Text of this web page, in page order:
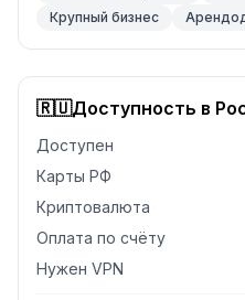
Крупный бизнес
🇷🇺Доступность в
Доступен
Карты РФ
Криптовалюта
Оплата по счёту
Нужен VPN